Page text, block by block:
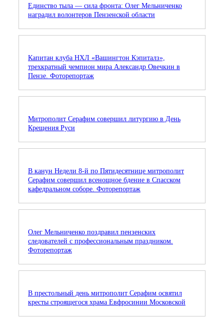
Единство тыла — сила фронта: Олег Мельниченко
наградил волонтеров Пензенской области
Капитан клуба НХЛ «Вашингтон Кэпиталз»,
трехкратный чемпион мира Александр Овечкин в
Пензе. Фоторепортаж
Митрополит Серафим совершил литургию в День
Крещения Руси
В канун Недели 8-й по Пятидесятнице митрополит
Серафим совершил всенощное бдение в Спасском
кафедральном соборе. Фоторепортаж
Олег Мельниченко поздравил пензенских
следователей с профессиональным праздником.
Фоторепортаж
В престольный день митрополит Серафим освятил
кресты строящегося храма Евфросинии Московской